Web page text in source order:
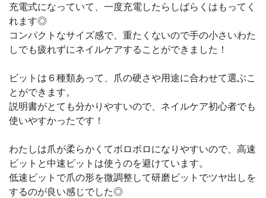
充電式になっていて、一度充電したらしばらくはもってく
れます◎
コンパクトなサイズ感で、重たくないので手の小さいわた
しでも疲れずにネイルケアすることができました！
ビットは６種類あって、爪の硬さや用途に合わせて選ぶこ
とができます。
説明書がとても分かりやすいので、ネイルケア初心者でも
使いやすかったです！
わたしは爪が柔らかくてボロボロになりやすいので、高速
ビットと中速ビットは使うのを避けています。
低速ビットで爪の形を微調整して研磨ビットでツヤ出しを
するのが良い感じでした◎